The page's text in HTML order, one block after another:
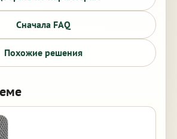
Сначала FAQ
Похожие решения